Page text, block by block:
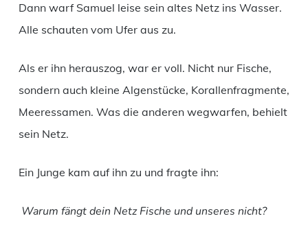
Dann warf Samuel leise sein altes Netz ins Wasser.
Alle schauten vom Ufer aus zu.
Als er ihn herauszog, war er voll. Nicht nur Fische,
sondern auch kleine Algenstücke, Korallenfragmente,
Meeressamen. Was die anderen wegwarfen, behielt
sein Netz.
Ein Junge kam auf ihn zu und fragte ihn:
Warum fängt dein Netz Fische und unseres nicht?